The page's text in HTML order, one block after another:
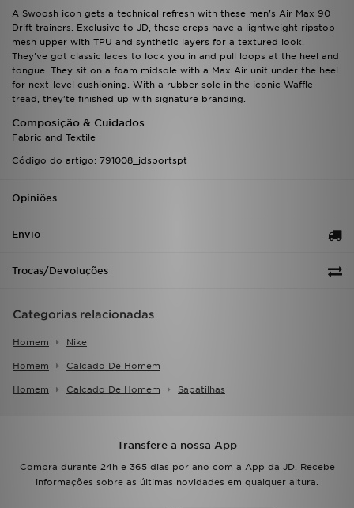
A Swoosh icon gets a technical refresh with these men's Air Max 90
Drift trainers. Exclusive to JD, these creps have a lightweight ripstop
mesh upper with TPU and synthetic layers for a textured look.
They've got classic laces to lock you in and pull loops at the heel and
tongue. They sit on a foam midsole with a Max Air unit under the heel
for next-level cushioning. With a rubber sole in the iconic Waffle
tread, they'te finished up with signature branding.
Composição & Cuidados
Fabric and Textile
Código do artigo: 791008_jdsportspt
Opiniões
Envio
Trocas/Devoluções
Categorias relacionadas
Homem Nike
Homem Calcado De Homem
Homem Calcado De Homem Sapatilhas
Transfere a nossa App
Compra durante 24h e 365 dias por ano com a App da JD. Recebe
informações sobre as últimas novidades em qualquer altura.
FAQs